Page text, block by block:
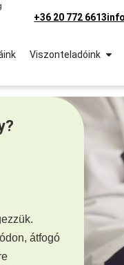
+36 20 772 6613
Viszonteladóink
átfogó